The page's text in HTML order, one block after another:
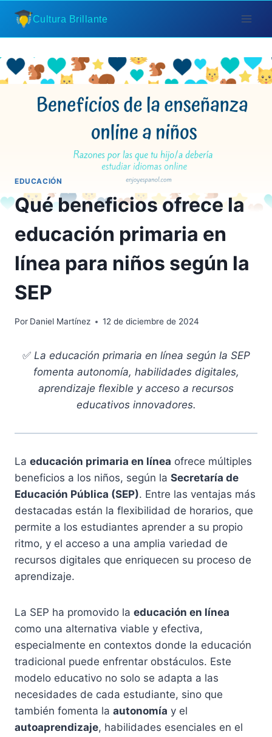
Saltar
contenido
Cultura Brillante
EDUCACIÓN
Qué beneficios ofrece la
educación primaria en
línea para niños según la
SEP
Por Daniel Martínez 12 de diciembre de 2024
✅ La educación primaria en línea según la SEP
fomenta autonomía, habilidades digitales,
aprendizaje flexible y acceso a recursos
educativos innovadores.
La educación primaria en línea ofrece múltiples
beneficios a los niños, según la Secretaría de
Educación Pública (SEP). Entre las ventajas más
destacadas están la flexibilidad de horarios, que
permite a los estudiantes aprender a su propio
ritmo, y el acceso a una amplia variedad de
recursos digitales que enriquecen su proceso de
aprendizaje.
La SEP ha promovido la educación en línea
como una alternativa viable y efectiva,
especialmente en contextos donde la educación
tradicional puede enfrentar obstáculos. Este
modelo educativo no solo se adapta a las
necesidades de cada estudiante, sino que
también fomenta la autonomía y el
autoaprendizaje, habilidades esenciales en el